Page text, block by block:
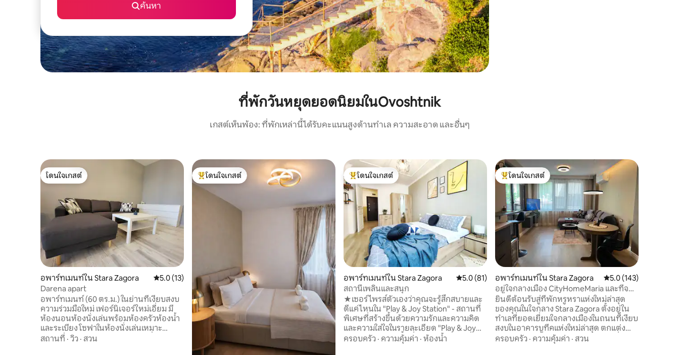
ค้นหา
ที่พักวันหยุดยอดนิยมในOvoshtnik
เกสต์เห็นพ้อง: ที่พักเหล่านี้ได้รับคะแนนสูงด้านทำเล ความสะอาด และอื่นๆ
โดนใจเกสต์
โดนใจเกสต์
อพาร์ทเมนท์ใน Stara Zagora คะแนนเฉลี่ย 5.0 จาก 5, 13 รีวิว
5.0 (13)
Darena apart
อพาร์ทเมนท์ (60 ตร.ม.) ในย่านที่เงียบสงบ
ความร่วมมือใหม่ เฟอร์นิเจอร์ใหม่เอี่ยม มี
ห้องนอนห้องนั่งเล่นพร้อมห้องครัวห้องน้ำ
และระเบียง โซฟาในห้องนั่งเล่นเหมาะ
สำหรับเด็กอายุไม่เกิน 14 ปี โรงนาซึ่งให้ใช้ฟรี
สถานที่ · วิว · สวน
โดนใจเกสต์ที่สุด
โดนใจเกสต์
โดนใจเกสต์ที่สุด
โดนใจเกสต์
อพาร์ทเมนท์ใน Stara Zagora คะแนนเฉลี่ย 5.0 จาก 5, 81 รีวิว
5.0 (81)
สถานีเพลินและสนุก
★เซอร์ไพรส์ตัวเองว่าคุณจะรู้สึกสบายและ
ดีแค่ไหนใน "Play & Joy Station" - สถานที่
พิเศษที่สร้างขึ้นด้วยความรักและความคิด
และความใส่ใจในรายละเอียด "Play & Joy
Station" ไม่ใช่แค่พื้นที่ธรรมดา แต่เป็นที่พัก
ที่สวยงามด้วยสไตล์ที่เป็นเอกลักษณ์และมี
ครอบครัว · ความคุ้มค่า · ห้องน้ำ
โดนใจเกสต์ที่สุด
โดนใจเกสต์
อพาร์ทเมนท์ใน Stara Zagora คะแนนเฉลี่ย 5.0 จาก
5.0 (143)
อยู่ใจกลางเมือง CityHomeMaria และที่จอด
รถ
ยินดีต้อนรับสู่ที่พักหรูหราแห่งใหม่ล่าสุด
ของคุณในใจกลาง Stara Zagora ตั้งอยู่ใน
ทำเลที่ยอดเยี่ยมใจกลางเมืองในถนนที่เงียบ
สงบในอาคารบูทีคแห่งใหม่ล่าสุด ตกแต่ง
ด้วยอารมณ์เชิงบวกมากมายในสไตล์ที่แปลก
ใหม่ของความเรียบง่ายและความหรูหราเรา
ครอบครัว · ความคุ้มค่า · สวน